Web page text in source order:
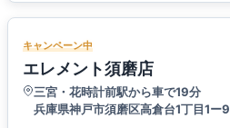
キャンペーン中
エレメント須磨店
三宮・花時計前駅から車で19分
兵庫県神戸市須磨区高倉台1丁目1ー9